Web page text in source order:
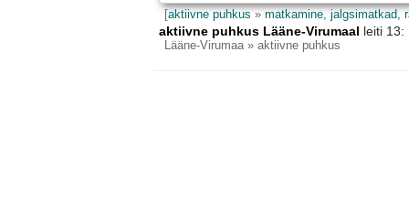
[aktiivne puhkus»matkamine, jalgsimatkad,
aktiivne puhkus Lääne-Virumaal leiti
Lääne-Virumaa» aktiivne puhkus